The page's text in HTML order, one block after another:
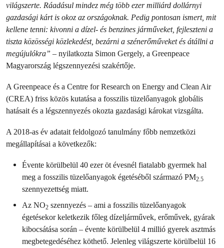
világszerte. Ráadásul mindez még több ezer milliárd dollárnyi
gazdasági kárt is okoz az országoknak. Pedig pontosan ismert, mit
kellene tenni: kivonni a dízel- és benzines járműveket, fejleszteni a
tiszta közösségi közlekedést, bezárni a szénerőműveket és átállni a
megújulókra” – nyilatkozta Simon Gergely, a Greenpeace
Magyarország légszennyezési szakértője.
A Greenpeace és a Centre for Research on Energy and Clean Air
(CREA) friss közös kutatása a fosszilis tüzelőanyagok globális
hatásait és a légszennyezés okozta gazdasági károkat vizsgálta.
A 2018-as év adatait feldolgozó tanulmány főbb nemzetközi
megállapításai a következők:
Évente körülbelül 40 ezer öt évesnél fiatalabb gyermek hal
meg a fosszilis tüzelőanyagok égetéséből származó PM2.5
szennyezettség miatt.
Az NO2 szennyezés – ami a fosszilis tüzelőanyagok
égetésekor keletkezik főleg dízeljárművek, erőművek, gyárak
kibocsátása során – évente körülbelül 4 millió gyerek asztmás
megbetegedéséhez köthető. Jelenleg világszerte körülbelül 16